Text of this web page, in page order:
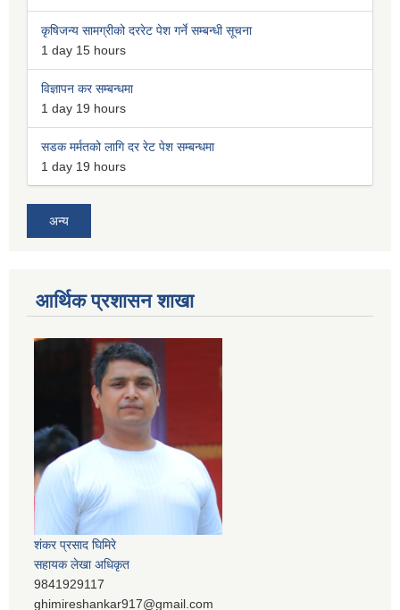
कृषिजन्य सामग्रीको दररेट पेश गर्ने सम्बन्धी सूचना
1 day 15 hours
विज्ञापन कर सम्बन्धमा
1 day 19 hours
सडक मर्मतको लागि दर रेट पेश सम्बन्धमा
1 day 19 hours
अन्य
आर्थिक प्रशासन शाखा
शंकर प्रसाद घिमिरे
सहायक लेखा अधिकृत
9841929117
ghimireshankar917@gmail.com